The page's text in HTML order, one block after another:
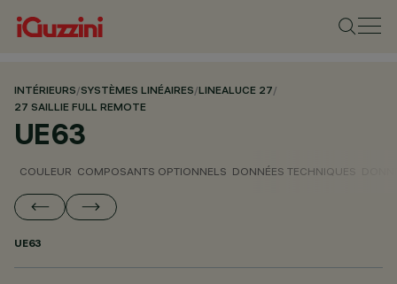
INTÉRIEURS/SYSTÈMES LINÉAIRES/LINEALUCE 27/
27 SAILLIE FULL REMOTE
UE63
COULEUR COMPOSANTS OPTIONNELS DONNÉES TECHNIQUES
UE63